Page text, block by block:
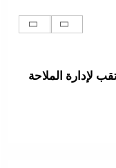
لإدارة الملاحة